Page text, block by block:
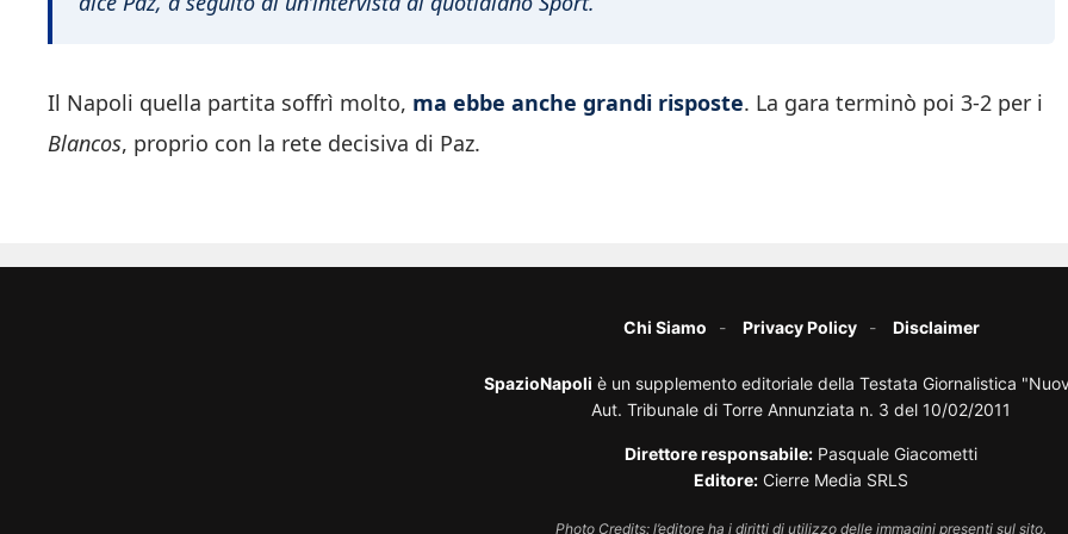
Il Napoli quella partita soffrì molto, ma ebbe anche grandi risposte. La gara terminò poi 3-2 per i
Blancos, proprio con la rete decisiva di Paz.
Chi Siamo Privacy Policy Disclaimer
SpazioNapoli è un supplemento editoriale della Testata Giornalistica
Aut. Tribunale di Torre Annunziata n. 3 del 10/02/2011
Direttore responsabile: Pasquale Giacometti
Editore: Cierre Media SRLS
Photo Credits: l’editore ha i diritti di utilizzo delle immagini presenti sul sito.